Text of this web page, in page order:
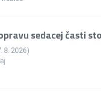
sedacej časti
8. 2026)